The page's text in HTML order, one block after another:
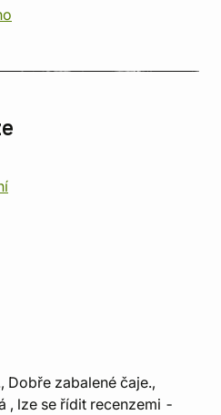
Dobře zabalené čaje.,
, lze se řídit recenzemi -